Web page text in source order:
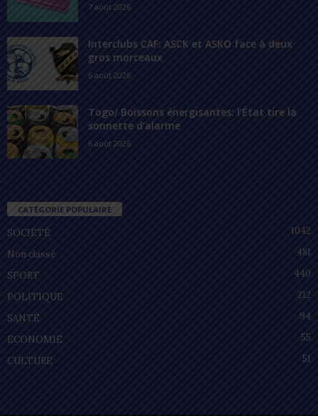
7 août 2026
Interclubs CAF: ASCK et ASKO face à deux
gros morceaux
6 août 2026
Togo/ Boissons énergisantes: l’État tire la
sonnette d’alarme
6 août 2026
CATÉGORIE POPULAIRE
SOCIÉTÉ
1042
Non classé
481
SPORT
440
POLITIQUE
212
SANTÉ
94
ECONOMIE
55
CULTURE
51